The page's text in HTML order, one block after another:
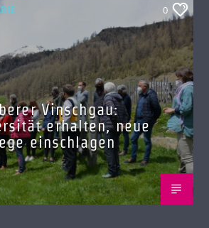
0
Vinschgau:
erhalten, neue
einschlagen